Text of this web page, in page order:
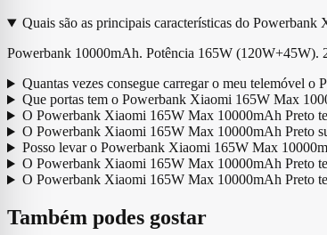
Quais são as principais características do
Powerbank 10000mAh. Potência 165W
Quantas vezes consegue carregar o meu telemóvel
Que portas tem o Powerbank Xiaomi 165W Max
O Powerbank Xiaomi 165W Max 10000mAh Preto
O Powerbank Xiaomi 165W Max 10000mAh Preto
Posso levar o Powerbank Xiaomi 165W Max
O Powerbank Xiaomi 165W Max 10000mAh Preto
O Powerbank Xiaomi 165W Max 10000mAh Preto
Também podes gostar